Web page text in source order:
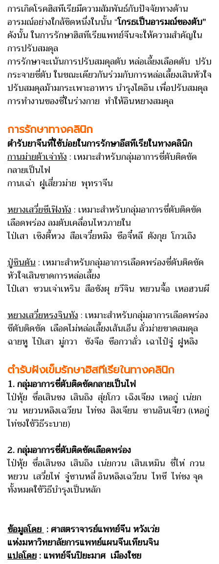
การเกิดโรคฮิสทีเรียมีความสัมพันธ์กับปัจจัยทางด้าน
อารมณ์อย่างใกล้ชิดหนึ่งในนั้น “โกรธเป็นอารมณ์ของตับ”
ดังนั้น ในการรักษาฮิสทีเรียแพทย์จีนจะให้ความสำคัญใน
การปรับสมดุล
การรักษาจะเน้นการปรับสมดุลตับ หล่อเลี้ยงเลือดตับ ปรับ
กระจายชี่ตับ ในขณะเดียวกันร่วมกับการหล่อเลี้ยงเสินหัวใจ
ปรับสมดุลม้ามกระเพาะอาหาร บำรุงไตอิน เพื่อปรับสมดุล
การทำงานของชี่ในร่างกาย ทำให้อินหยางสมดุล
การรักษาทางคลินิก
ตำรับยาจีนที่ใช้บ่อยในการรักษาอีสทีเรียในทางคลินิก
กานม่ายต้าเจ่าทัง: เหมาะสำหรับกลุ่มอาการชี่ตับติดขัด
กลายเป็นไฟ
กานเฉ่า ฝูเสี่ยวม่าย พุทราจีน
หยางเสวี่ยซีเฟิงทัง: เหมาะสำหรับกลุ่มอาการชี่ตับติดขัด
เลือดพร่อง ลมตับเคลื่อนไหวภายใน
ไป่เสา เซิงตี้หวง สือเจวี๋ยหมิง ซือจี๋หลี ตังกุย โกวเถิง
ปู่ซินตัน: เหมาะสำหรับกลุ่มอาการเลือดพร่องชี่ตับติดขัด
หัวใจเสินขาดการหล่อเลี้ยง
ไป๋เสา ซวนเจ่าเหริน สือชังผุ ยวีจิน หยวนจื้อ เหอฮวนผี
หยางเสวี่ยหรงจินทัง: เหมาะสำหรับกลุ่มอาการเลือดพร่อง
ชีตับติดขัด เลือดไม่หล่อเลี้ยงเส้นเอ็น ลั่วม่ายขาดสมดุล
ฉายหู ไป๋เสา มู่กวา ซังจือ ซือกวาลั่ว เฉาไป๋จู๋ ฝูหลิง
ตำรับฝังเข็มรักษาฮิสทีเรียในทางคลินิก
1. กลุ่มอาการชี่ตับติดขัดกลายเป็นไฟ
ไป่หุ้ย ซื่อเสินชง เสินถิง สุ่ยโกว เฉิงเจียง เหอกู่ เน่ยก
วน หยวนหลิงเฉวียน ไท่ชง สิงเจียน ซานอินเจียว (เหอกู่
ไท่ชงใช้วิธีระบาย)
2. กลุ่มอาการชี่ตับติดขัดเลือดพร่อง
ไป่หุ้ย ซื่อเสินชง เสินถิง เน่ยกวน เสินเหมิน ชี่ไห่ กวน
หยวน เสวี่ยไห่ จู๋ซานหลี่ อินหลิงเฉวียน ไทซี ไท่ชง จุด
ทั้งหมดใช้วิธีบำรุงเป็นหลัก
ข้อมูลโดย: ศาสตราจารย์แพทย์จีน หวังเว่ย
แห่งมหาวิทยาลัยการแพทย์แผนจีนเทียนจิน
แปลโดย:แพทย์จีนปิยะมาศ เมืองใชย